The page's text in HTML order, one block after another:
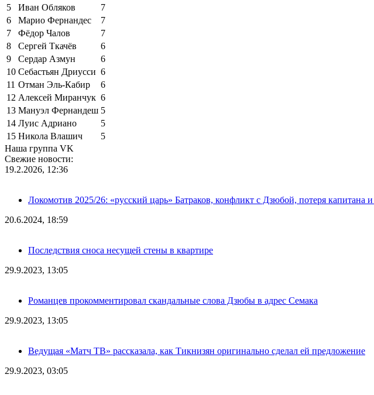
5
Иван Обляков
7
6
Марио Фернандес
7
7
Фёдор Чалов
7
8
Сергей Ткачёв
6
9
Сердар Азмун
6
10 Себастьян Дриусси 6
11 Отман Эль-Кабир
6
12 Алексей Миранчук 6
13 Мануэл Фернандеш 5
14 Луис Адриано
5
15 Никола Влашич
5
Наша группа VK
Свежие новости:
19.2.2026, 12:36
Локомотив 2025/26: «русский царь» Батраков, конфликт с Дзюбой, потеря капитана и
20.6.2024, 18:59
Последствия сноса несущей стены в квартире
29.9.2023, 13:05
Романцев прокомментировал скандальные слова Дзюбы в адрес Семака
29.9.2023, 13:05
Ведущая «Матч ТВ» рассказала, как Тикнизян оригинально сделал ей предложение
29.9.2023, 03:05